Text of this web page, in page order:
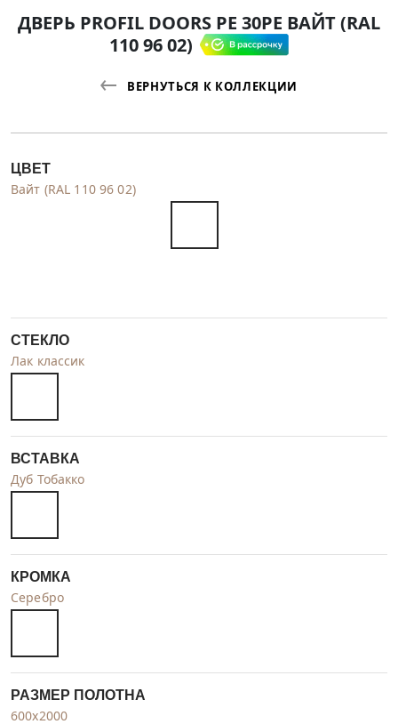
ДВЕРЬ PROFIL DOORS PE 30PE ВАЙТ (RAL
110 96 02)
ВЕРНУТЬСЯ К КОЛЛЕКЦИИ
ЦВЕТ
Вайт (RAL 110 96 02)
СТЕКЛО
Лак классик
ВСТАВКА
Дуб Тобакко
КРОМКА
Серебро
РАЗМЕР ПОЛОТНА
600x2000